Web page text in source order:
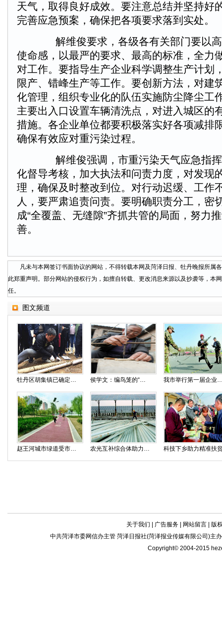
天气，取得良好成效。要注意总结并坚持好
完善应急预案，确保把各项要求落到实处。
解维俊要求，各级各有关部门要以高
使命感，以最严的要求、最高的标准，全力
对工作。要指导生产企业科学调整生产计划
限产、错峰生产等工作。要创新方法，对建
化管理，组织专业化的队伍实施防尘降尘工
主要出入口设置车辆清洗点，对进入城区的
措施。各企业单位都要积极落实好各项减排
确保有效应对重污染过程。
解维俊强调，市重污染天气应急指挥
化督导考核，加大执法和问责力度，对发现
理，确保及时整改到位。对行动迟缓、工作
人，要严肃追责问责。要明确职责分工，密
成“全覆盖、无缝隙”齐抓共管的局面，努力
善。
凡未与本网签订书面协议的网站，不得转载本网及菏泽日报、牡丹晚报所属
此郑重声明。部分网站的侵权行为，如擅自转载、更改消息来源以及抄袭等，本
任。
图文频道
牡丹区胡集镇已确定为先秦成阳故城与帝尧陵遗址 侯学文：编鸟笼的“网红”老艺人 我市举行第一届企业和乡镇专
赵王河城市绿道受市民称赞 农光互补综合体助力扶贫 科技下乡助力精准扶
关于我们 广告服务| 网站留言| 版
中共菏泽市委网信办主管 菏泽日报社(菏泽报业传媒有限公司)主
Copyright© 2004-2015